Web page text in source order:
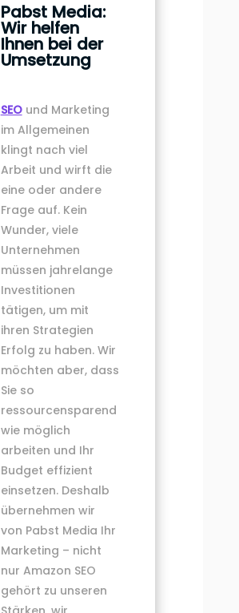
Pabst Media:
Wir helfen
Ihnen bei der
Umsetzung
SEOund Marketing
im Allgemeinen
klingt nach viel
Arbeit und wirft die
eine oder andere
Frage auf. Kein
Wunder, viele
Unternehmen
müssen jahrelange
Investitionen
tätigen, um mit
ihren Strategien
Erfolg zu haben. Wir
möchten aber, dass
Sie so
ressourcensparend
wie möglich
arbeiten und Ihr
Budget effizient
einsetzen. Deshalb
übernehmen wir
von Pabst Media Ihr
Marketing – nicht
nur Amazon SEO
gehört zu unseren